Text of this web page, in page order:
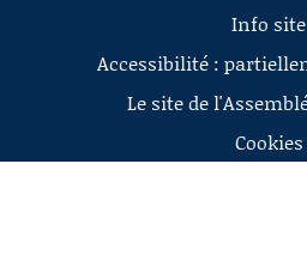
Info site
Accessibilité :
Le site de
Cookies